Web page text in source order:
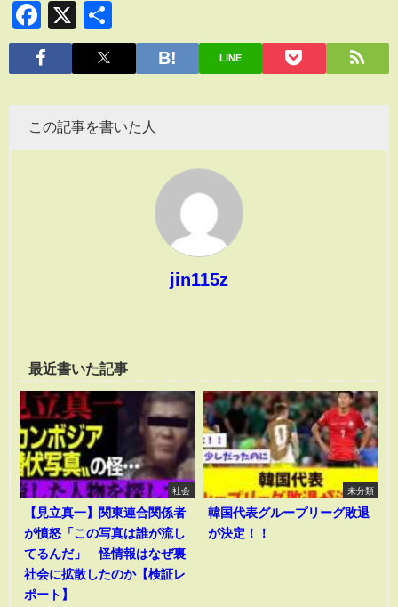
Facebook
X
有
LINE
この記事を書いた人
jin115z
最近書いた記事
社会
【見立真一】関東連合関係者
が憤怒「この写真は誰が流し
てるんだ」 怪情報はなぜ裏
社会に拡散したのか【検証レ
ポート】
未分類
韓国代表グループリーグ敗退
が決定！！